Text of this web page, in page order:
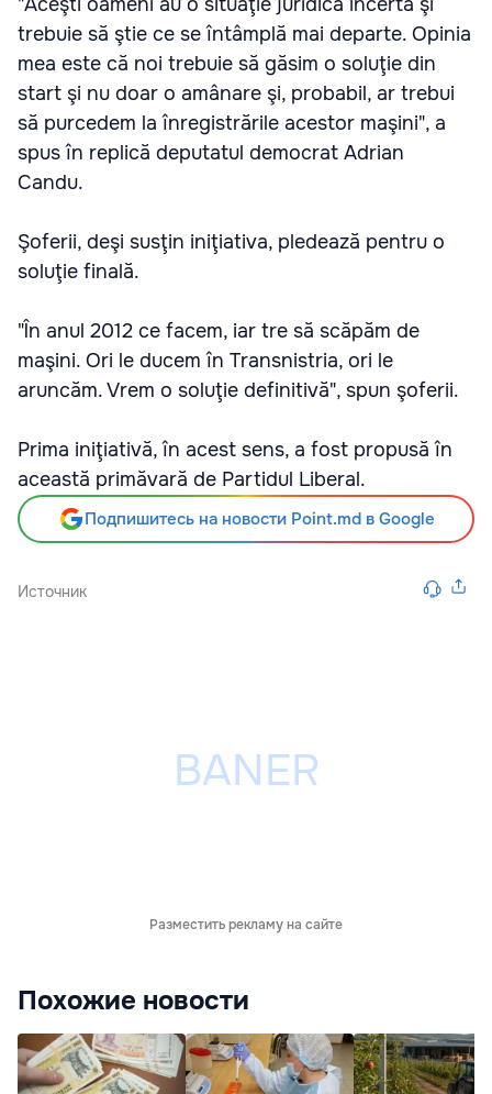
trebuie să ştie ce se întâmplă mai departe. Opinia
mea este că noi trebuie să găsim o soluţie din
start şi nu doar o amânare şi, probabil, ar trebui
să purcedem la înregistrările acestor maşini", a
spus în replică deputatul democrat Adrian
Candu.
Şoferii, deşi susţin iniţiativa, pledează pentru o
soluţie finală.
"În anul 2012 ce facem, iar tre să scăpăm de
maşini. Ori le ducem în Transnistria, ori le
aruncăm. Vrem o soluţie definitivă", spun şoferii.
Prima iniţiativă, în acest sens, a fost propusă în
această primăvară de Partidul Liberal.
Подпишитесь на новости Point.md в Google
Источник
Разместить рекламу на сайте
Похожие новости